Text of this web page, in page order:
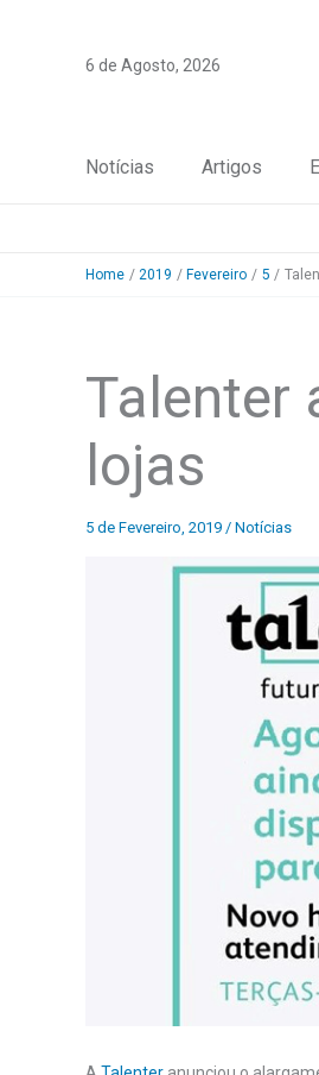
6 de Agosto, 2026
Notícias Artigos
Home 2019 Fevereiro 5
Talenter
lojas
5 de Fevereiro, 2019 / Notícias